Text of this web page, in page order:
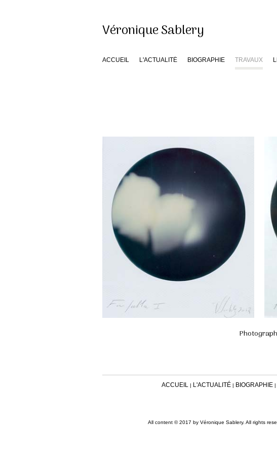
Véronique Sablery
ACCUEIL L'ACTUALITÉ BIOGRAPHIE TRAVAUX
ACCUEIL | L'ACTUALITÉ | BIOGRAPHIE |
All content © 2017 by Véronique Sablery. All rights